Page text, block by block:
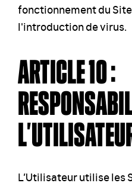
fonctionnement du
l'introduction de virus.
ARTICLE 10 :
L’Utilisateur utilise les